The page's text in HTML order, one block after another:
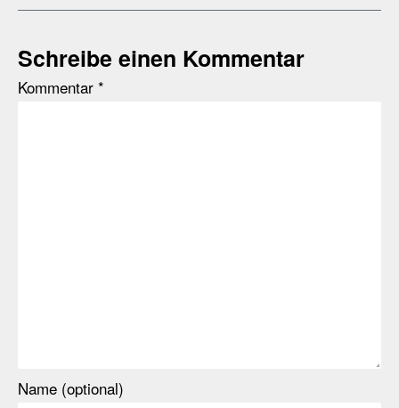
Schreibe einen Kommentar
Kommentar *
Name (optional)